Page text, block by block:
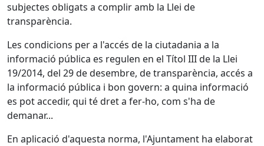
subjectes obligats a complir amb la Llei de
transparència.
Les condicions per a l'accés de la ciutadania a la
informació pública es regulen en el Títol III de la Llei
19/2014, del 29 de desembre, de transparència, accés a
la informació pública i bon govern: a quina informació
es pot accedir, qui té dret a fer-ho, com s'ha de
demanar...
En aplicació d'aquesta norma, l'Ajuntament ha elaborat